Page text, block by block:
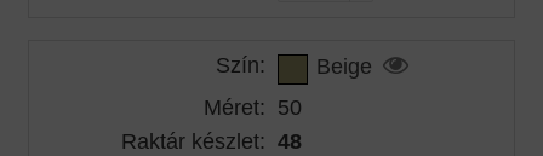
Szín:
Beige
Méret: 50
Raktár készlet: 48